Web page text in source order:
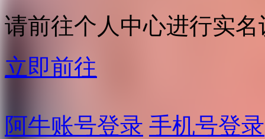
请前往个人中心进行实名
立即前往
阿牛账号登录 手机号登录